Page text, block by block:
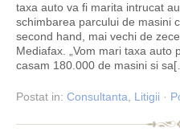
taxa auto va fi marita intrucat
schimbarea parcului de masini
second hand, mai vechi de
Mediafax. „Vom mari taxa auto
casam 180.000 de masini si
Postat in: Consultanta Litigii ·